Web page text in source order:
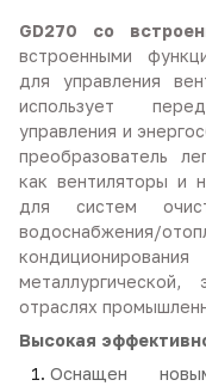
GD270 со
встроенными
для управления
использует
управления и
преобразователь
как вентиляторы и
для систем
металлургической,
отраслях
Высокая
Оснащен